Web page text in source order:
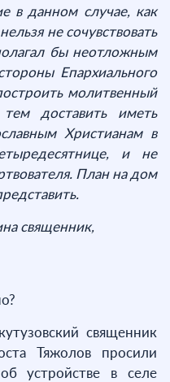
в данном случае, как
не сочувствовать
бы неотложным
Епархиального
молитвенный
доставить иметь
Христианам в
и не
План на дом
священник,
священник
Тяжолов просили
устройстве в селе